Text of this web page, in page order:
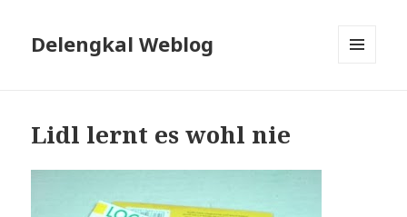
Delengkal Weblog
Lidl lernt es wohl nie